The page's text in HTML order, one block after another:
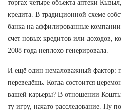
торгах четыре объекта аптеки
кредита. В традиционной схеме
банка на аффилированные
счет новых кредитов или доходов,
2008 года неплохо генерировала.
И ещё один немаловажный фактор:
переведёшь. Когда состоится
вашей карьеры? В отношении
ту игру, начато расследование. Ну